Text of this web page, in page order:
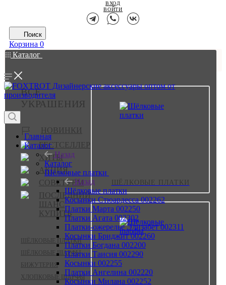
ВХОД
ВОЙТИ
Поиск
Корзина 0
Каталог
ВСЕ
УКРАШЕНИЯ
НОВИНКИ
БЕСТСЕЛЛЕР
ХИТЫ
АКЦИЯ
СОВЕТУЕМ
ПОСЛЕДНИЙ
ШАНС
КУПИТЬ
ШЁЛКОВЫЕ ПЛАТКИ
ШЁЛКОВЫЕ ШАРФЫ
БИЖУТЕРИЯ
ХЛОПКОВЫЕ ШАРФЫ
ШЁЛКОВЫЕ ПЛАТКИ
Главная
Каталог
Назад
Каталог
Шёлковые платки
Назад
Шёлковые платки
Косынки Стюардесса 002262
Платки Марта 002250
Платки Агата 002302
Платки-ожерелье Элизабет 002311
Косынки Бриджит 002260
Платки Богдана 002200
Платки Таисия 002290
Косынки 002255
Платки Ангелина 002220
Косынки Милана 002252